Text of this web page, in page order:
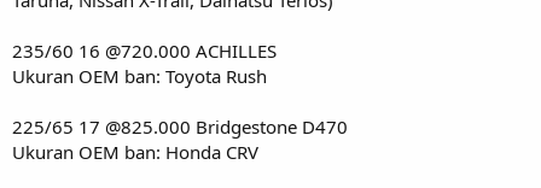
235/60 16 @720.000 ACHILLES
Ukuran OEM ban: Toyota Rush
225/65 17 @825.000 Bridgestone D470
Ukuran OEM ban: Honda CRV